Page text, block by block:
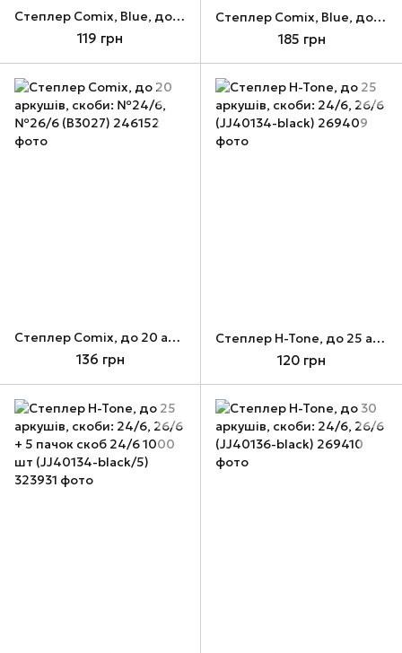
Cтеплер Comix, Blue, до 20 аркушів, скоби: №24/6, №26/6 (B2982-BL)
119 грн
Cтеплер Comix, Blue, до 25 аркушів, скоби: №24/6, №26/6 (B2984-BL)
185 грн
Cтеплер Comix, до 20 аркушів, скоби: №24/6, №26/6 (B3027)
136 грн
Cтеплер H-Tone, до 25 аркушів, скоби: 24/6, 26/6 (JJ40134-black)
120 грн